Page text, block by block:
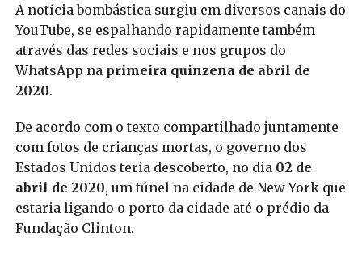
A notícia bombástica surgiu em diversos canais do
YouTube, se espalhando rapidamente também
através das redes sociais e nos grupos do
WhatsApp na primeira quinzena de abril de
2020.
De acordo com o texto compartilhado juntamente
com fotos de crianças mortas, o governo dos
Estados Unidos teria descoberto, no dia 02 de
abril de 2020, um túnel na cidade de New York que
estaria ligando o porto da cidade até o prédio da
Fundação Clinton.